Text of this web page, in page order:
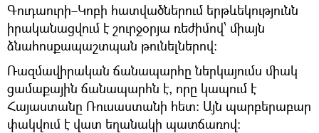
Գուդաուրի–Կոբի հատվածներում երթևեկությունն
իրականացվում է շուրջօրյա ռեժիմով՝ միայն
ձնահոսքապաշտպան թունելներով:
Ռազմավիրական ճանապարհը ներկայումս միակ
ցամաքային ճանապարհն է, որը կապում է
Հայաստանը Ռուսաստանի հետ։ Այն պարբերաբար
փակվում է վատ եղանակի պատճառով։